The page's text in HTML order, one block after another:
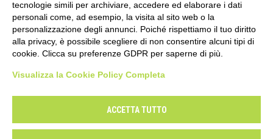
Cookie Policy
Modifica preferenze
Dichiarazione di accessibilità
tecnologie simili per archiviare, accedere ed elaborare i dati
personali come, ad esempio, la visita al sito web o la
personalizzazione degli annunci. Poiché rispettiamo il tuo diritto
alla privacy, è possibile scegliere di non consentire alcuni tipi di
cookie. Clicca su preferenze GDPR per saperne di più.
Visualizza la Cookie Policy Completa
ACCETTA TUTTO